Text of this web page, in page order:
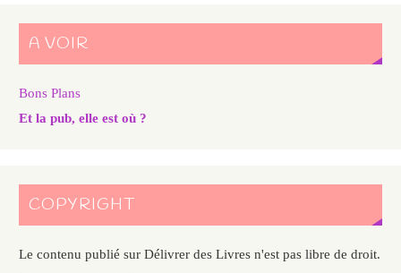
A VOIR
Bons Plans
Et la pub, elle est où ?
COPYRIGHT
Le contenu publié sur Délivrer des Livres n'est pas libre de droit.